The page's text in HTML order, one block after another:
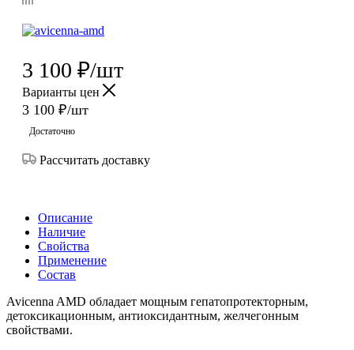
3 100 ₽/шт
Варианты цен
3 100 ₽/шт
Достаточно
Рассчитать доставку
Описание
Наличие
Свойства
Применение
Состав
Avicenna AMD обладает мощным гепатопротекторным,
детоксикационным, антиоксидантным, желчегонным
свойствами.